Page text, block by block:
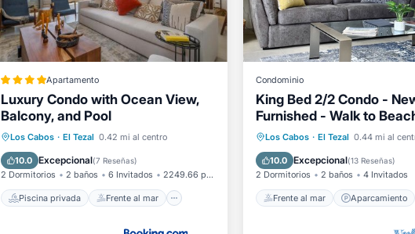
Apartamento
Luxury Condo with Ocean View,
Balcony, and Pool
Los Cabos · El Tezal 0.42 mi al centro
10.0 Excepcional(7 Reseñas)
2 Dormitorios 2 baños 6 Invitados 2249.66 pies²
Piscina privada Frente al mar
Piscina privada
Frente al mar
Aparcamiento
Piscina
Condominio
King Bed 2/2 Condo -
Furnished - Walk to
Los Cabos · El Tezal 0.44 mi al
10.0 Excepcional(13 Reseñas)
2 Dormitorios 2 baños 4 Invitados
Frente al mar Aparcamiento
Frente al mar
Piscina
Vista al mar